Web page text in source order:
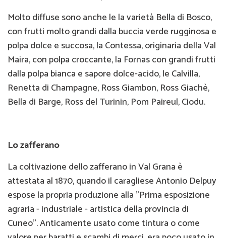
Molto diffuse sono anche le la varietà Bella di Bosco,
con frutti molto grandi dalla buccia verde rugginosa e
polpa dolce e succosa, la Contessa, originaria della Val
Maira, con polpa croccante, la Fornas con grandi frutti
dalla polpa bianca e sapore dolce-acido, le Calvilla,
Renetta di Champagne, Ross Giambon, Ross Giachè,
Bella di Barge, Ross del Turinin, Pom Paireul, Ciodu.
Lo zafferano
La coltivazione dello zafferano in Val Grana è
attestata al 1870, quando il caragliese Antonio Delpuy
espose la propria produzione alla "Prima esposizione
agraria - industriale - artistica della provincia di
Cuneo". Anticamente usato come tintura o come